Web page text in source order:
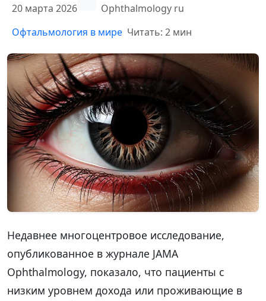
20 марта 2026
Ophthalmology ru
Офтальмология в мире Читать: 2 мин
Недавнее многоцентровое исследование,
опубликованное в журнале JAMA
Ophthalmology, показало, что пациенты с
низким уровнем дохода или проживающие в